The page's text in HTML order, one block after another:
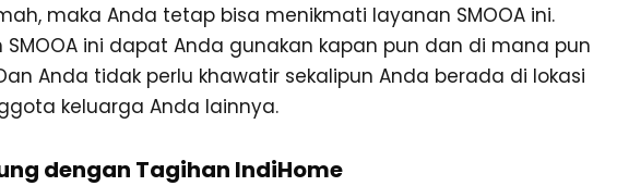
maka Anda tetap bisa menikmati layanan SMOOA ini.
ini dapat Anda gunakan kapan pun dan di mana pun
Anda tidak perlu khawatir sekalipun Anda berada di lokasi
keluarga Anda lainnya.
dengan Tagihan IndiHome